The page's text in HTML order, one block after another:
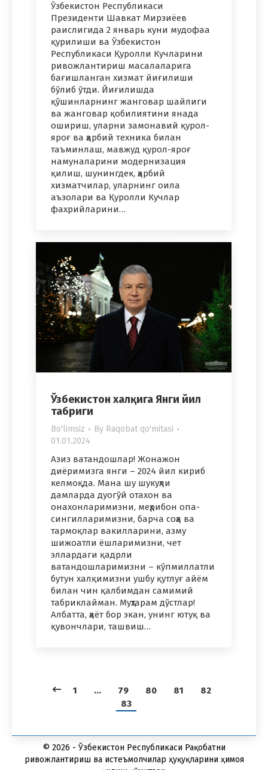
Ўзбекистон Республикаси
Президенти Шавкат Мирзиёев
раислигида 2 январь куни мудофаа
қурилиши ва Ўзбекистон
Республикаси Қуролли Кучларини
ривожлантириш масалаларига
бағишланган хизмат йиғилиши
бўлиб ўтди. Йиғилишда
қўшинларнинг жанговар шайлиги
ва жанговар қобилиятини янада
ошириш, уларни замонавий қурол-
яроғ ва ҳарбий техника билан
таъминлаш, мавжуд қурол-яроғ
намуналарини модернизация
қилиш, шунингдек, ҳарбий
хизматчилар, уларнинг оила
аъзолари ва Қуролли Кучлар
фахрийларини…
Ўзбекистон халқига Янги йил
табриги
Bo'limsiz By Raqobat qo'mitasi
01.01.2024
Азиз ватандошлар! Жонажон
диёримизга янги – 2024 йил кириб
келмоқда. Мана шу шукуҳли
дамларда дуогўй отахон ва
онахонларимизни, меҳрибон опа-
сингилларимизни, барча соҳа ва
тармоқлар вакилларини, азму
шижоатли ёшларимизни, чет
эллардаги қадрли
ватандошларимизни – кўпмиллатли
бутун халқимизни ушбу қутлуғ айём
билан чин қалбимдан самимий
табриклайман. Муҳтарам дўстлар!
Албатта, ҳаёт бор экан, унинг ютуқ ва
қувончлари, ташвиш…
1 … 79 80 81
82
83
© 2026 - Ўзбекистон Республикаси Рақобатни
ривожлантириш ва истеъмолчилар ҳуқуқларини ҳимоя